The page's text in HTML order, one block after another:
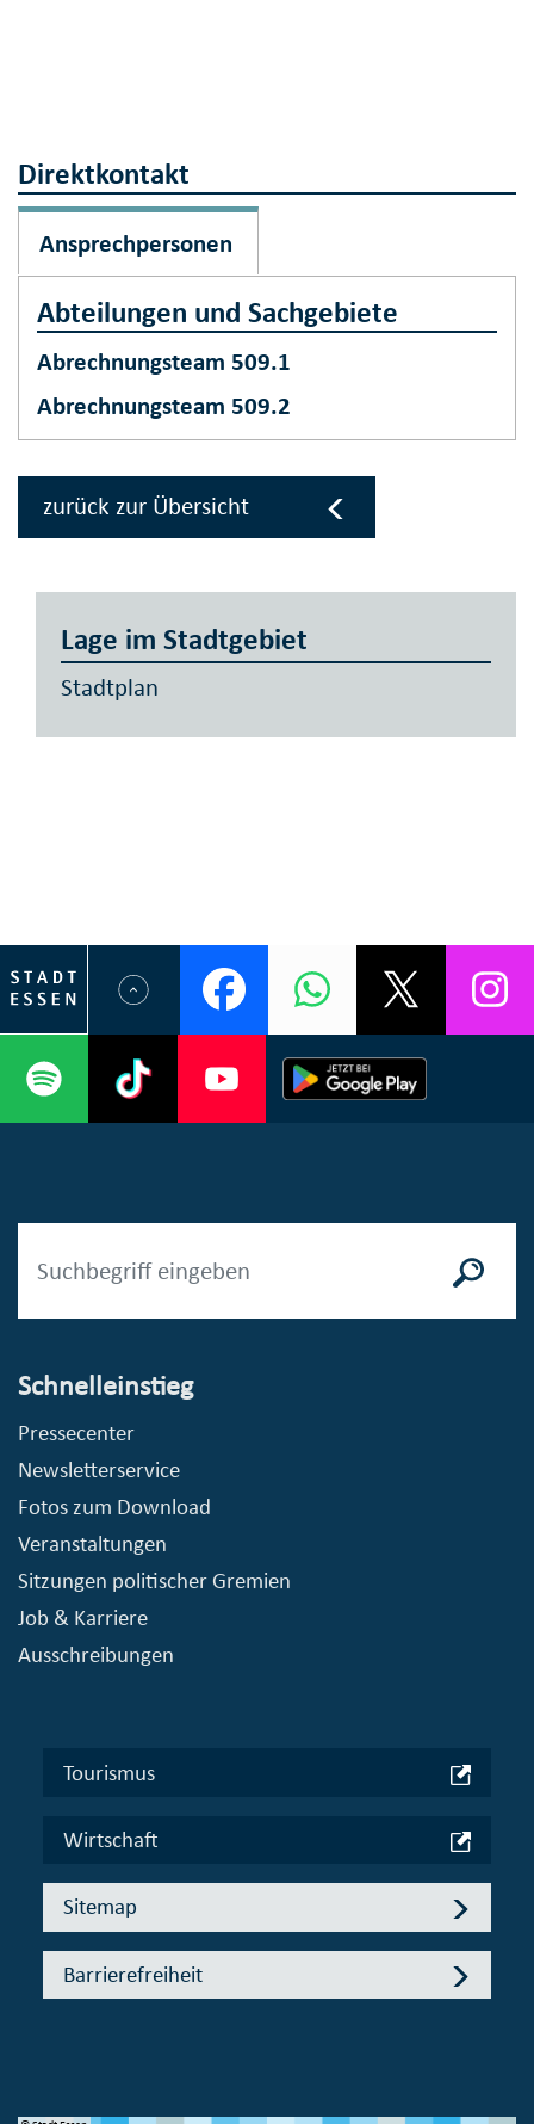
Direktkontakt
Ansprechpersonen
Abteilungen und Sachgebiete
Abrechnungsteam 509.1
Abrechnungsteam 509.2
zurück zur Übersicht
Lage im Stadtgebiet
Stadtplan
Schnelleinstieg
Pressecenter
Newsletterservice
Fotos zum Download
Veranstaltungen
Sitzungen politischer Gremien
Job & Karriere
Ausschreibungen
Tourismus
Wirtschaft
Sitemap
Barrierefreiheit